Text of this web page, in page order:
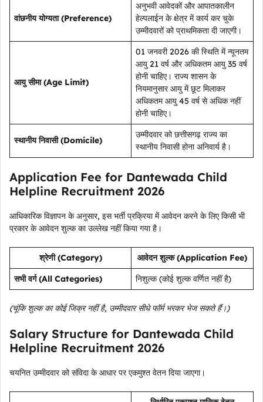
वांछनीय योग्यता (Preference)
अनुभवी आवेदकों और आपातकालीन
हेल्पलाईन के क्षेत्र में कार्य कर चुके
उम्मीदवारों को प्राथमिकता दी जाएगी।
आयु सीमा (Age Limit)
01 जनवरी 2026 की स्थिति में न्यूनतम
आयु 21 वर्ष और अधिकतम आयु 35 वर्ष
होनी चाहिए। राज्य शासन के
नियमानुसार आयु में छूट मिलाकर
अधिकतम आयु 45 वर्ष से अधिक नहीं
होनी चाहिए।
स्थानीय निवासी (Domicile)
उम्मीदवार को छत्तीसगढ़ राज्य का
स्थानीय निवासी होना अनिवार्य है।
Application Fee for Dantewada Child
Helpline Recruitment 2026
आधिकारिक विज्ञापन के अनुसार, इस भर्ती प्रक्रिया में आवेदन करने के लिए किसी भी
प्रकार के आवेदन शुल्क का उल्लेख नहीं किया गया है।
श्रेणी (Category)
आवेदन शुल्क (Application Fee)
सभी वर्ग (All Categories)
निशुल्क (कोई शुल्क वर्णित नहीं है)
(चूंकि शुल्क का कोई जिक्र नहीं है, उम्मीदवार सीधे फॉर्म भरकर भेज सकते हैं।)
Salary Structure for Dantewada Child
Helpline Recruitment 2026
चयनित उम्मीदवार को संविदा के आधार पर एकमुश्त वेतन दिया जाएगा।